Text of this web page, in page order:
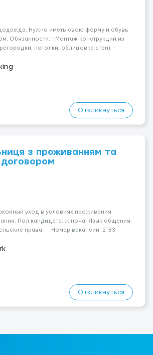
Нужно иметь свою форму и обувь
Обязанности: - Монтаж конструкций из
потолки, облицовка стен); -
грунтовка, покраска); -
...
Откликнуться
з проживанням та
договором
уход в условиях проживания.
Пол кандидата: жіноча. Язык общения:
права: . Номер вакансии: 2183
Откликнуться